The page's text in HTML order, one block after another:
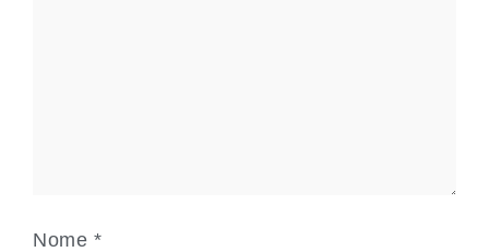
Nome *